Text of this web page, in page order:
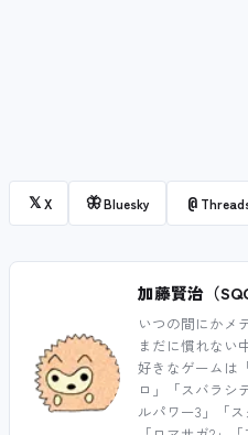
𝕏X 🦋Bluesky @
加藤賢治（
いつの間にかメ
まだに慣れない
好きなゲームは
ロ」「スバラシ
ルパワー3」「ス